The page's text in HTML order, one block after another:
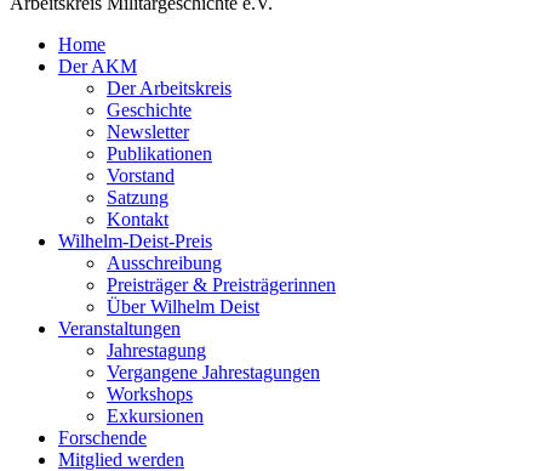
Home
Der AKM
Der Arbeitskreis
Geschichte
Newsletter
Publikationen
Vorstand
Satzung
Kontakt
Wilhelm-Deist-Preis
Ausschreibung
Preisträger & Preisträgerinnen
Über Wilhelm Deist
Veranstaltungen
Jahrestagung
Vergangene Jahrestagungen
Workshops
Exkursionen
Forschende
Mitglied werden